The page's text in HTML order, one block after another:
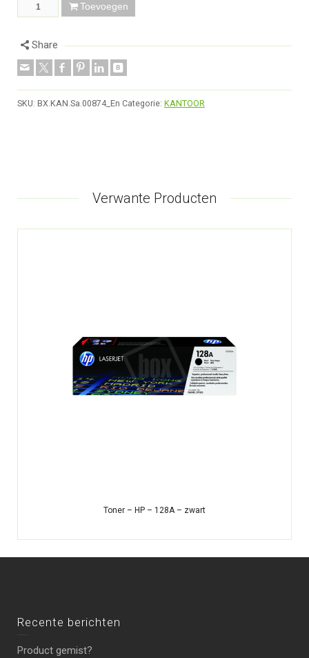
Toevoegen
Share
SKU: BX.KAN.Sa.00874_En Categorie: KANTOOR
Verwante Producten
Toner – HP – 128A – zwart
Recente berichten
Product gemist?